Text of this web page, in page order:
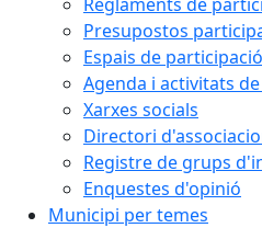
Presupostos
Espais de
Agenda i activitats
Xarxes socials
Directori
Registre de grups
Enquestes d'opinió
Municipi per temes